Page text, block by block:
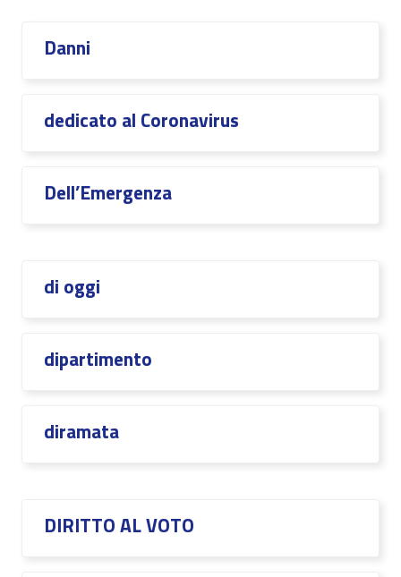
Danni
dedicato al Coronavirus
Dell’Emergenza
di oggi
dipartimento
diramata
DIRITTO AL VOTO